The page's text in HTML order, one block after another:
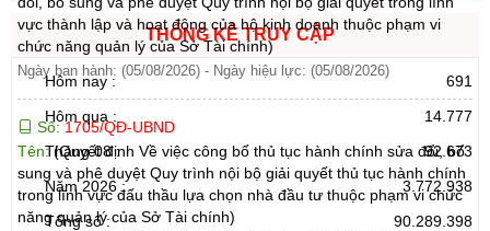
vực thành lập và hoạt động của hộ kinh doanh thuộc phạm vi
chức năng quản lý của Sở Tài chính)
Ngày ban hành: (05/08/2026) - Ngày hiệu lực: (05/08/2026)
Số:1705/QĐ-UBND
Tên:(Quyết định Về việc công bố thủ tục hành chính sửa đổi, bổ
sung và phê duyệt Quy trình nội bộ giải quyết thủ tục hành chính
trong lĩnh vực đấu thầu lựa chọn nhà đầu tư thuộc phạm vi chức
năng quản lý của Sở Tài chính)
THỐNG KÊ TRUY CẬP
Hôm nay :
691
Hôm qua :
14.777
Tháng 08 :
92.673
Năm 2026 :
3.772.938
Tổng số :
90.289.398